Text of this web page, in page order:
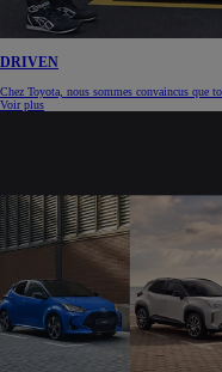
DRIVEN
Chez Toyota, nous sommes convaincus que
Voir plus